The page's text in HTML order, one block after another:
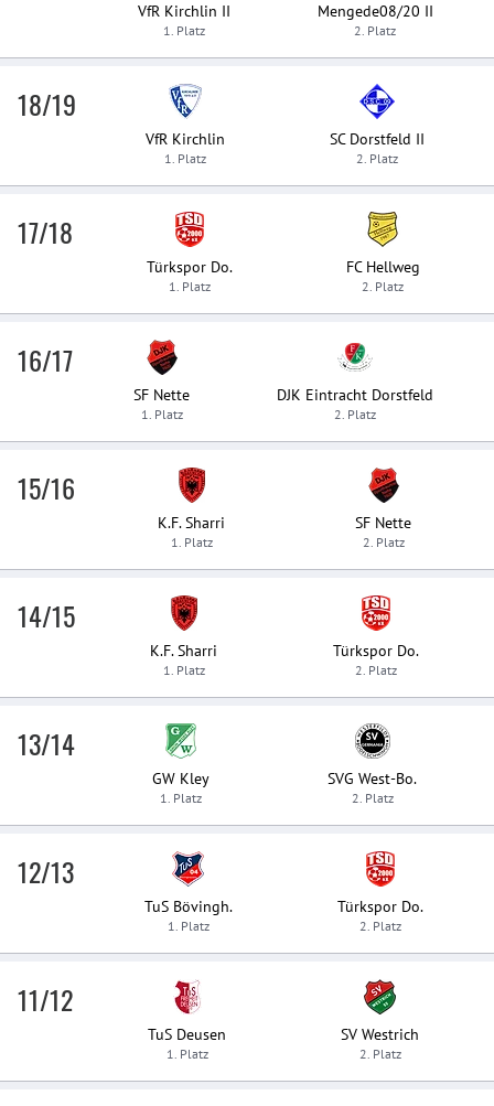
VfR Kirchlin II
1. Platz
Mengede08/20 II
2. Platz
18/19
VfR Kirchlin
1. Platz
SC Dorstfeld II
2. Platz
17/18
Türkspor Do.
1. Platz
FC Hellweg
2. Platz
16/17
SF Nette
1. Platz
DJK Eintracht Dorstfeld
2. Platz
15/16
K.F. Sharri
1. Platz
SF Nette
2. Platz
14/15
K.F. Sharri
1. Platz
Türkspor Do.
2. Platz
13/14
GW Kley
1. Platz
SVG West-Bo.
2. Platz
12/13
TuS Bövingh.
1. Platz
Türkspor Do.
2. Platz
11/12
TuS Deusen
1. Platz
SV Westrich
2. Platz